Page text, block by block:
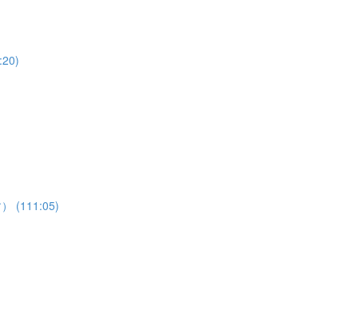
(111:05)